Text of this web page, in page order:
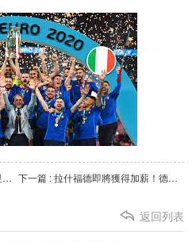
上一篇 : 乒乓球——亚洲杯：王曼昱晋级决赛. 下一篇 : 拉什福德即將獲得加薪！德赫亞竟成最大輸家！.
返回列表